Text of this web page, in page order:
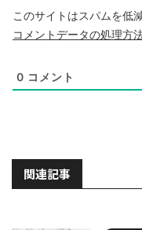
このサイトはスパムを低
コメントデータの処理方
0 コメント
関連記事